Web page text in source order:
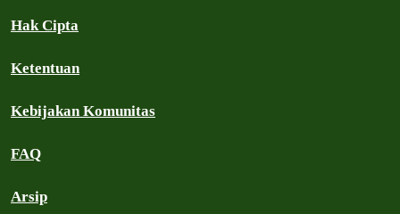
Hak Cipta
Ketentuan
Kebijakan Komunitas
FAQ
Arsip